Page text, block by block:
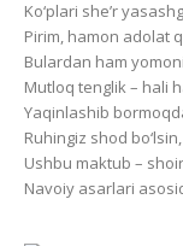
Ko‘plari she’r
Pirim, hamon adolat
Bulardan ham
Mutloq tenglik – hali
Yaqinlashib
Ruhingiz shod
Ushbu maktub –
Navoiy asarlari